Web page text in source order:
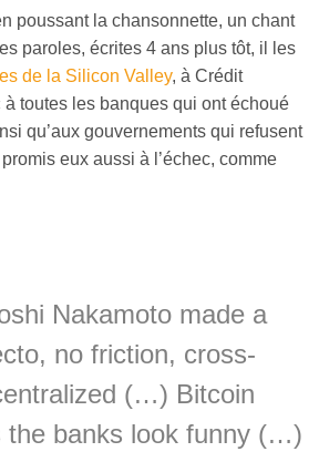
poussant la chansonnette, un chant
paroles, écrites 4 ans plus tôt, il les
de la Silicon Valley, à Crédit
toutes les banques qui ont échoué
qu’aux gouvernements qui refusent
eux aussi à l’échec, comme
Nakamoto made a
no friction, cross-
(…) Bitcoin
banks look funny (…)